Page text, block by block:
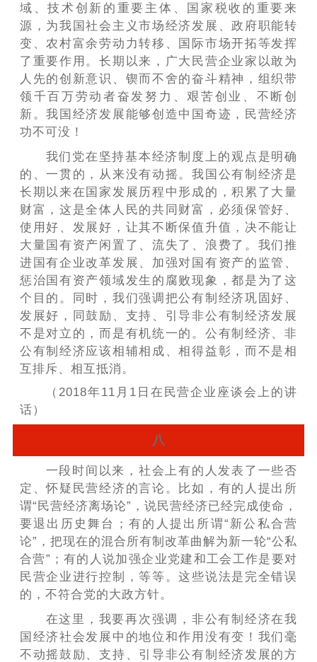
域、技术创新的重要主体、国家税收的重要来
源，为我国社会主义市场经济发展、政府职能转
变、农村富余劳动力转移、国际市场开拓等发挥
了重要作用。长期以来，广大民营企业家以敢为
人先的创新意识、锲而不舍的奋斗精神，组织带
领千百万劳动者奋发努力、艰苦创业、不断创
新。我国经济发展能够创造中国奇迹，民营经济
功不可没！
我们党在坚持基本经济制度上的观点是明确
的、一贯的，从来没有动摇。我国公有制经济是
长期以来在国家发展历程中形成的，积累了大量
财富，这是全体人民的共同财富，必须保管好、
使用好、发展好，让其不断保值升值，决不能让
大量国有资产闲置了、流失了、浪费了。我们推
进国有企业改革发展、加强对国有资产的监管、
惩治国有资产领域发生的腐败现象，都是为了这
个目的。同时，我们强调把公有制经济巩固好、
发展好，同鼓励、支持、引导非公有制经济发展
不是对立的，而是有机统一的。公有制经济、非
公有制经济应该相辅相成、相得益彰，而不是相
互排斥、相互抵消。
（2018年11月1日在民营企业座谈会上的讲
话）
八
一段时间以来，社会上有的人发表了一些否
定、怀疑民营经济的言论。比如，有的人提出所
谓“民营经济离场论”，说民营经济已经完成使命，
要退出历史舞台；有的人提出所谓“新公私合营
论”，把现在的混合所有制改革曲解为新一轮“公私
合营”；有的人说加强企业党建和工会工作是要对
民营企业进行控制，等等。这些说法是完全错误
的，不符合党的大政方针。
在这里，我要再次强调，非公有制经济在我
国经济社会发展中的地位和作用没有变！我们毫
不动摇鼓励、支持、引导非公有制经济发展的方